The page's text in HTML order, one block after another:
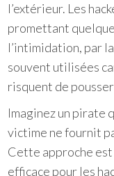
l’extérieur. Les
promettant
l’intimidation, par
souvent utilisées
risquent de
Imaginez un pirate
victime ne fournit
Cette approche
efficace pour les